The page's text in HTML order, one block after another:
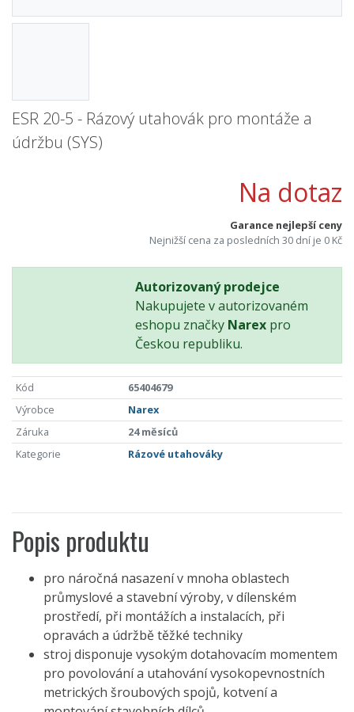
ESR 20-5 - Rázový utahovák pro montáže a
údržbu (SYS)
Na dotaz
Garance nejlepší ceny
Nejnižší cena za posledních 30 dní je 0 Kč
Autorizovaný prodejce
Nakupujete v autorizovaném
eshopu značky Narex pro
Českou republiku.
Kód
65404679
Výrobce
Narex
Záruka
24 měsíců
Kategorie
Rázové utahováky
Popis produktu
pro náročná nasazení v mnoha oblastech
průmyslové a stavební výroby, v dílenském
prostředí, při montážích a instalacích, při
opravách a údržbě těžké techniky
stroj disponuje vysokým dotahovacím momentem
pro povolování a utahování vysokopevnostních
metrických šroubových spojů, kotvení a